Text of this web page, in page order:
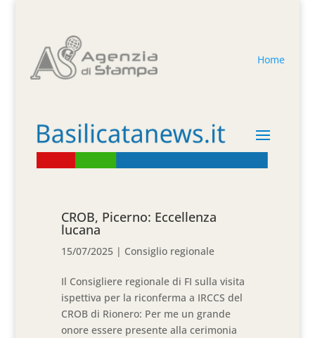
Home
CROB, Picerno: Eccellenza
lucana
15/07/2025 | Consiglio regionale
Il Consigliere regionale di FI sulla visita
ispettiva per la riconferma a IRCCS del
CROB di Rionero: Per me un grande
onore essere presente alla cerimonia